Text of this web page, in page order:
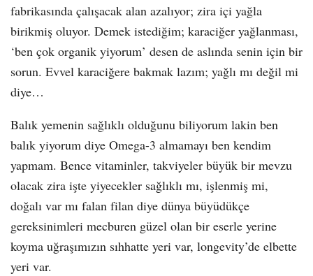
fabrikasında çalışacak alan azalıyor; zira içi yağla
birikmiş oluyor. Demek istediğim; karaciğer yağlanması,
‘ben çok organik yiyorum’ desen de aslında senin için bir
sorun. Evvel karaciğere bakmak lazım; yağlı mı değil mi
diye…
Balık yemenin sağlıklı olduğunu biliyorum lakin ben
balık yiyorum diye Omega-3 almamayı ben kendim
yapmam. Bence vitaminler, takviyeler büyük bir mevzu
olacak zira işte yiyecekler sağlıklı mı, işlenmiş mi,
doğalı var mı falan filan diye dünya büyüdükçe
gereksinimleri mecburen güzel olan bir eserle yerine
koyma uğraşımızın sıhhatte yeri var, longevity’de elbette
yeri var.